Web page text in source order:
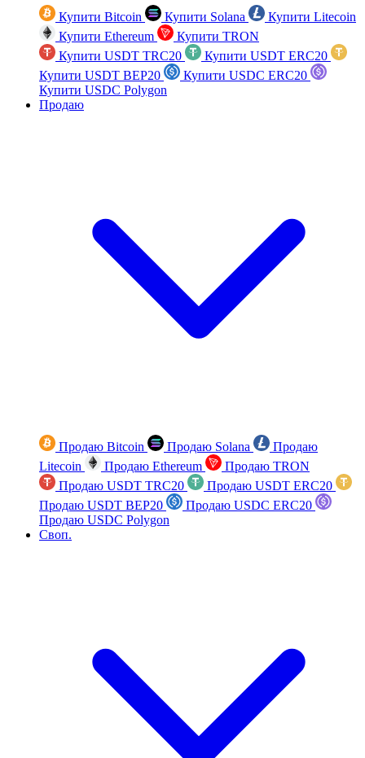
Купити Bitcoin Купити Solana
Купити Litecoin
Купити Ethereum
Купити TRON
Купити USDT TRC20
Купити USDT ERC20
Купити USDT BEP20
Купити USDC ERC20
Купити USDC Polygon
Продаю
Продаю Bitcoin Продаю Solana
Продаю
Litecoin
Продаю Ethereum
Продаю TRON
Продаю USDT TRC20
Продаю USDT ERC20
Продаю USDT BEP20
Продаю USDC ERC20
Продаю USDC Polygon
Своп.